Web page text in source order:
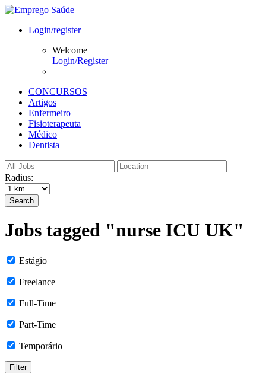
Login/register
Welcome
Login/Register
CONCURSOS
Artigos
Enfermeiro
Fisioterapeuta
Médico
Dentista
Radius:
Search
Jobs tagged "nurse ICU UK"
Estágio
Freelance
Full-Time
Part-Time
Temporário